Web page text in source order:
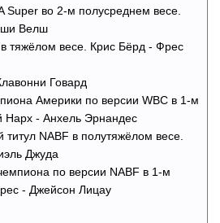
Super во 2-м полусреднем весе.
Велш
тяжёлом весе. Крис Бёрд - Фрес
Говард
Америки по версии WBC в 1-м
Нарх - Анхель Эрнандес
NABF в полутяжёлом весе.
Джуда
по версии NABF в 1-м
- Джейсон Лицау